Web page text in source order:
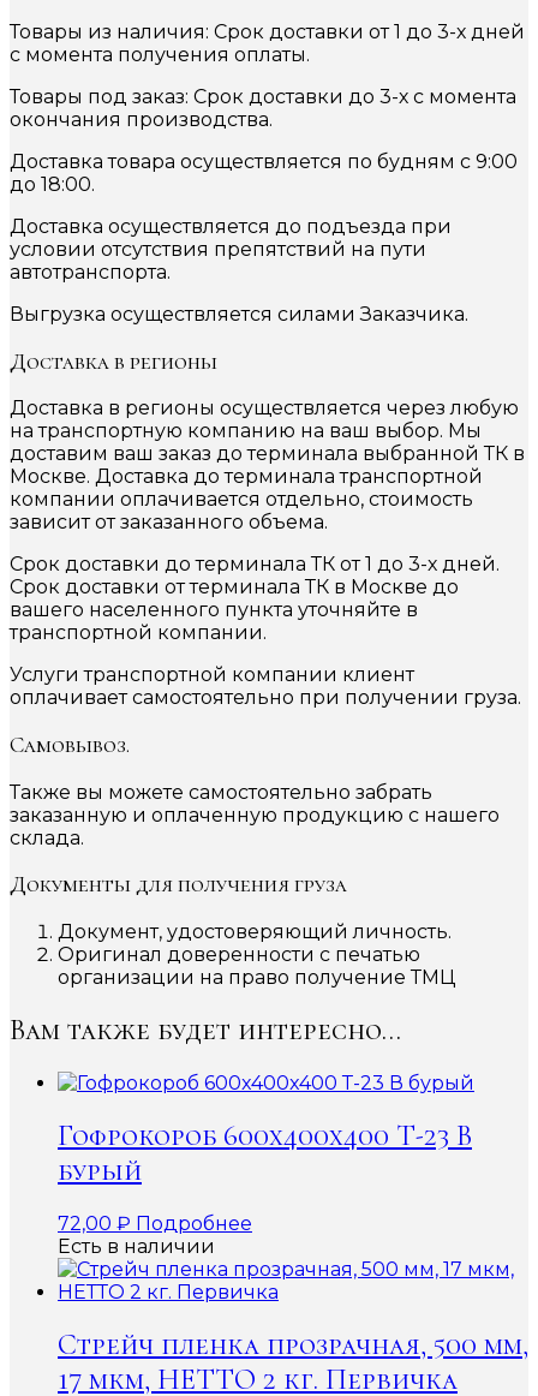
Товары из наличия: Срок доставки от 1 до 3-х дней
с момента получения оплаты.
Товары под заказ: Срок доставки до 3-х с момента
окончания производства.
Доставка товара осуществляется по будням с 9:00
до 18:00.
Доставка осуществляется до подъезда при
условии отсутствия препятствий на пути
автотранспорта.
Выгрузка осуществляется силами Заказчика.
Доставка в регионы
Доставка в регионы осуществляется через любую
на транспортную компанию на ваш выбор. Мы
доставим ваш заказ до терминала выбранной ТК в
Москве. Доставка до терминала транспортной
компании оплачивается отдельно, стоимость
зависит от заказанного объема.
Срок доставки до терминала ТК от 1 до 3-х дней.
Срок доставки от терминала ТК в Москве до
вашего населенного пункта уточняйте в
транспортной компании.
Услуги транспортной компании клиент
оплачивает самостоятельно при получении груза.
Самовывоз.
Также вы можете самостоятельно забрать
заказанную и оплаченную продукцию с нашего
склада.
Документы для получения груза
Документ, удостоверяющий личность.
Оригинал доверенности с печатью
организации на право получение ТМЦ
Вам также будет интересно…
Гофрокороб 600x400x400 Т-23 В
бурый
72,00 ₽ Подробнее
Есть в наличии
Стрейч пленка прозрачная, 500 мм,
17 мкм, НЕТТО 2 кг. Первичка